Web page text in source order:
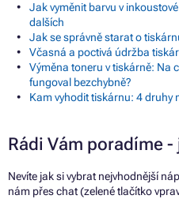
Jak vyměnit barvu v
dalších
Jak se správně starat o
Včasná a poctivá údržba
Výměna toneru v tiskárně: Na
fungoval bezchybně?
Kam vyhodit tiskárnu: 4 druhy
Rádi Vám poradíme
Nevíte jak si vybrat nejvhodnější
nám přes chat (zelené tlačítko